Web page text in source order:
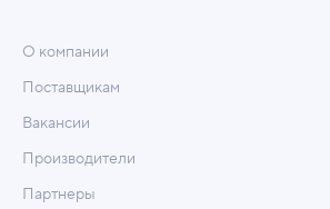
О компании
Поставщикам
Вакансии
Производители
Партнеры